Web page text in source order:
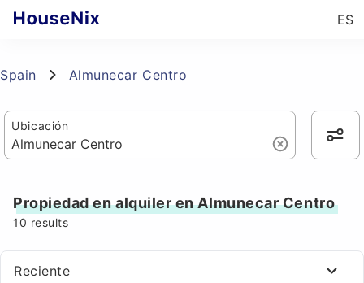
ES
Spain Almunecar Centro
Ubicación
Propiedad en alquiler en Almunecar Centro
10 results
Reciente